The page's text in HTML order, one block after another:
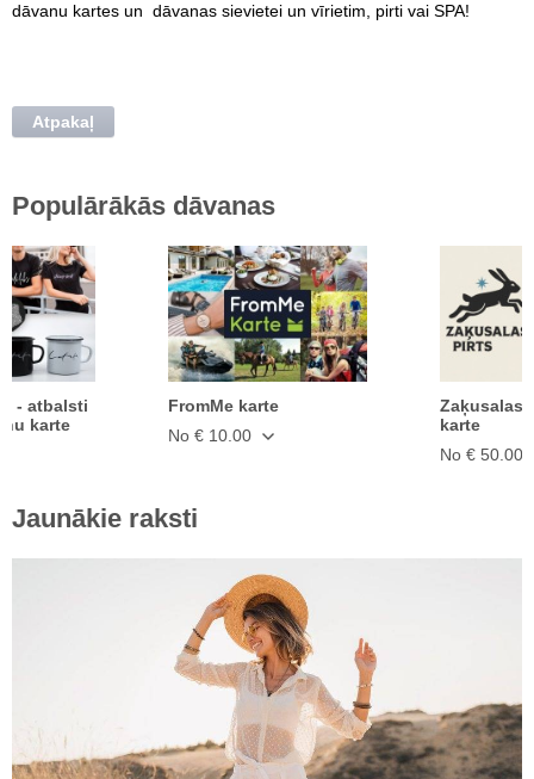
dāvanu kartes un dāvanas sievietei un vīrietim , pirti vai SPA!
Atpakaļ
Populārākās dāvanas
- atbalsti
karte
FromMe karte
No € 10.00
Zaķusalas
karte
No € 50.00
Jaunākie raksti